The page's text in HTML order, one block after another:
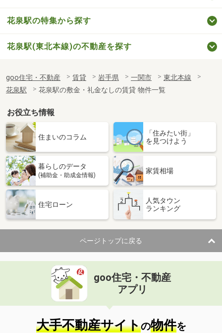
花泉駅の特集から探す
花泉駅(東北本線)の不動産を探す
goo住宅・不動産 賃貸 岩手県 一関市
東北本線
花泉駅
花泉駅の敷金・礼金なしの賃貸 物件一覧
お役立ち情報
住まいのコラム
「住みたい街」
を見つけよう
暮らしのデータ
(補助金・助成金情報)
家賃相場
住宅ローン
人気タウン
ランキング
ページトップに戻る
goo住宅・不動産
アプリ
大手不動産サイトの物件を